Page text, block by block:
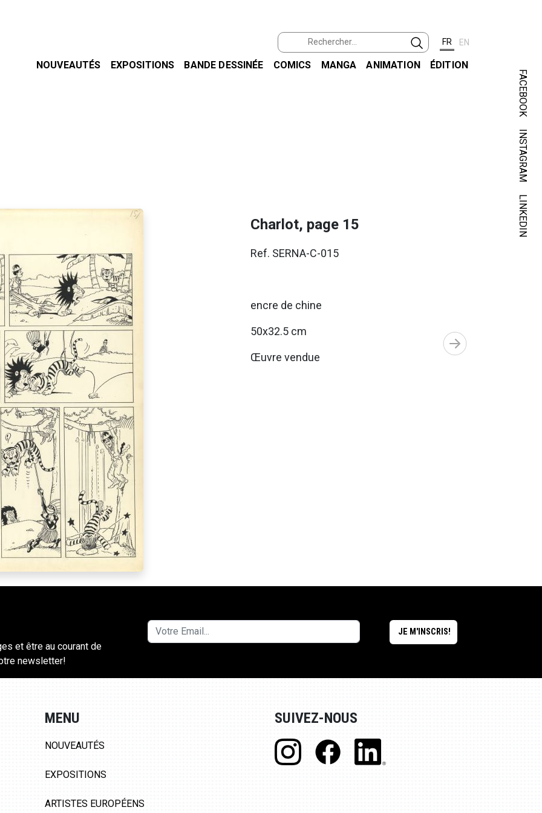
FR EN
NOUVEAUTÉS EXPOSITIONS BANDE DESSINÉE COMICS MANGA ANIMATION ÉDITION
FACEBOOK
INSTAGRAM
LINKEDIN
Charlot, page 15
Ref. SERNA-C-015
encre de chine
50x32.5 cm
Œuvre vendue
et être au courant de
newsletter!
MENU
NOUVEAUTÉS
EXPOSITIONS
ARTISTES EUROPÉENS
SUIVEZ-NOUS